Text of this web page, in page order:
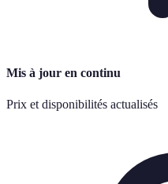
Mis à jour en continu
Prix et disponibilités actualisés